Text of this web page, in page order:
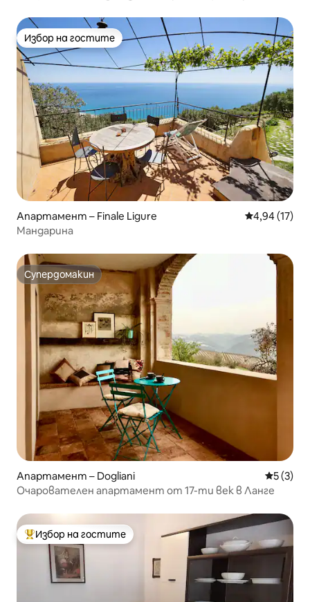
Избор на гостите
Избор на гостите
Апартамент – Finale Ligure Средна
4,94 (17)
Мандарина
Супердомакин
Супердомакин
Апартамент – Dogliani Средна
5 (3)
Очарователен апартамент от 17-ти век в Ланге
Най-популярен избор на гостите
Избор на гостите